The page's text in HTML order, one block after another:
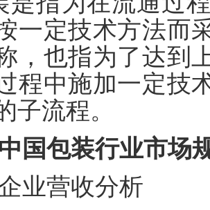
一定技术方法而
，也指为了达到
程中施加一定技
子流程。
国包装行业市场
业营收分析